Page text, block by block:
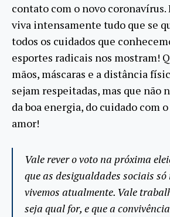
contato com o novo coronavírus.
viva intensamente tudo que se
todos os cuidados que
esportes radicais nos mostram!
mãos, máscaras e a distância
sejam respeitadas, mas que não
da boa energia, do cuidado com
amor!
Vale rever o voto na próxima
que as desigualdades sociais só
vivemos atualmente. Vale
seja qual for, e que a